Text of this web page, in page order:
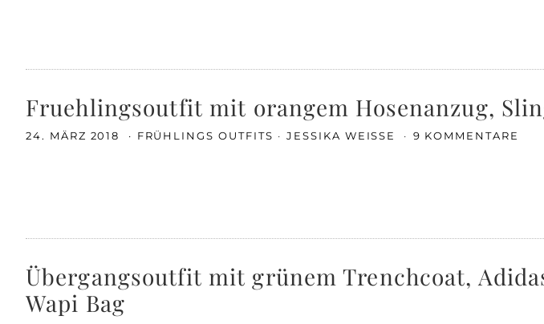
Fruehlingsoutfit mit orangem Hosenanzug,
24. MÄRZ 2018 FRÜHLINGS OUTFITS JESSIKA WEISSE 9 KOMMENTARE
Übergangsoutfit mit grünem Trenchcoat,
Wapi Bag